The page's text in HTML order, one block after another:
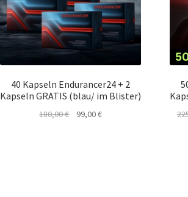
40 Kapseln Endurancer24 + 2
Kapseln GRATIS (blau/ im Blister)
180,00€
Ursprünglicher
99,00€Aktueller